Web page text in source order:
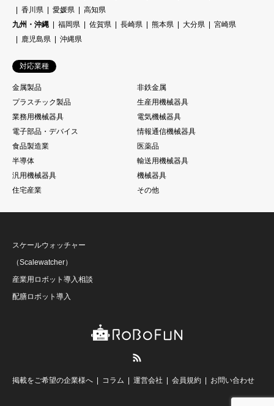
香川県
愛媛県
高知県
九州・沖縄
福岡県 佐賀県 長崎県 熊本県 大分県
宮崎県
鹿児島県
沖縄県
対応業種
金属製品
非鉄金属
プラスチック製品
生産用機械器具
業務用機械器具
電気機械器具
電子部品・デバイス
情報通信機械器具
食品製造業
医薬品
半導体
輸送用機械器具
汎用機械器具
機械器具
住宅産業
その他
スケールウォッチャー
（Scalewatcher）
産業用ロボット導入相談
配膳ロボット導入
掲載をご希望の企業様へ コラム 運営会社 会員規約 お問い合わせ